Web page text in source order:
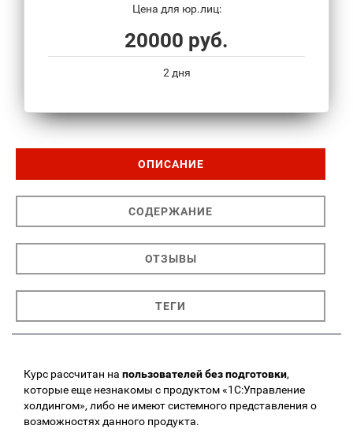
Цена для юр.лиц:
20000 руб.
2 дня
ОПИСАНИЕ
СОДЕРЖАНИЕ
ОТЗЫВЫ
ТЕГИ
Курс рассчитан на пользователей без подготовки,
которые еще незнакомы с продуктом «1С:Управление
холдингом», либо не имеют системного представления о
возможностях данного продукта.